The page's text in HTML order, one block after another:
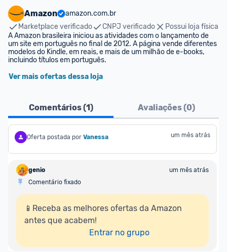
Amazon
amazon.com.br
Marketplace verificado
CNPJ verificado
Possui loja física
A Amazon brasileira iniciou as atividades com o lançamento de
um site em português no final de 2012. A página vende diferentes
modelos do Kindle, em reais, e mais de um milhão de e-books,
incluindo títulos em português.
Ver mais ofertas dessa loja
Comentários (1) Avaliações (0)
Oferta postada por Vanessa um mês atrás
genio
um mês atrás
Comentário fixado
📱Receba as melhores ofertas da Amazon
antes que acabem!
Entrar no grupo